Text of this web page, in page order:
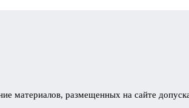
материалов, размещенных на сайте